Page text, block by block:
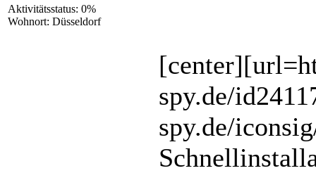
Aktivitätsstatus: 0%
Wohnort: Düsseldorf
spy.de/
spy.de/